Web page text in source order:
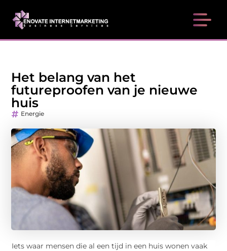
Het belang van het
futureproofen van je nieuwe
huis
Energie
Iets waar mensen die al een tijd in een huis wonen vaak